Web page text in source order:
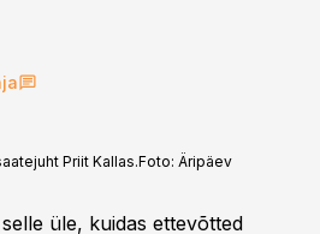
Priit Kallas.Foto: Äripäev
üle, kuidas ettevõtted